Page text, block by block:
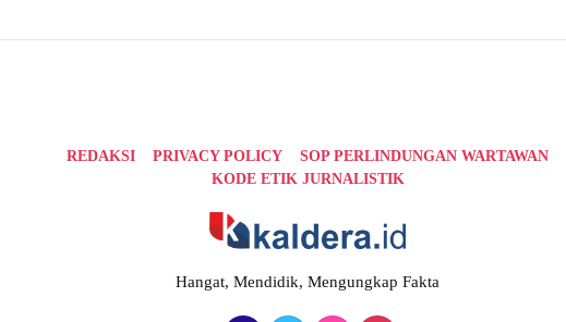
REDAKSI PRIVACY POLICY
SOP PERLINDUNGAN WARTAWAN
KODE ETIK JURNALISTIK
Hangat, Mendidik, Mengungkap Fakta